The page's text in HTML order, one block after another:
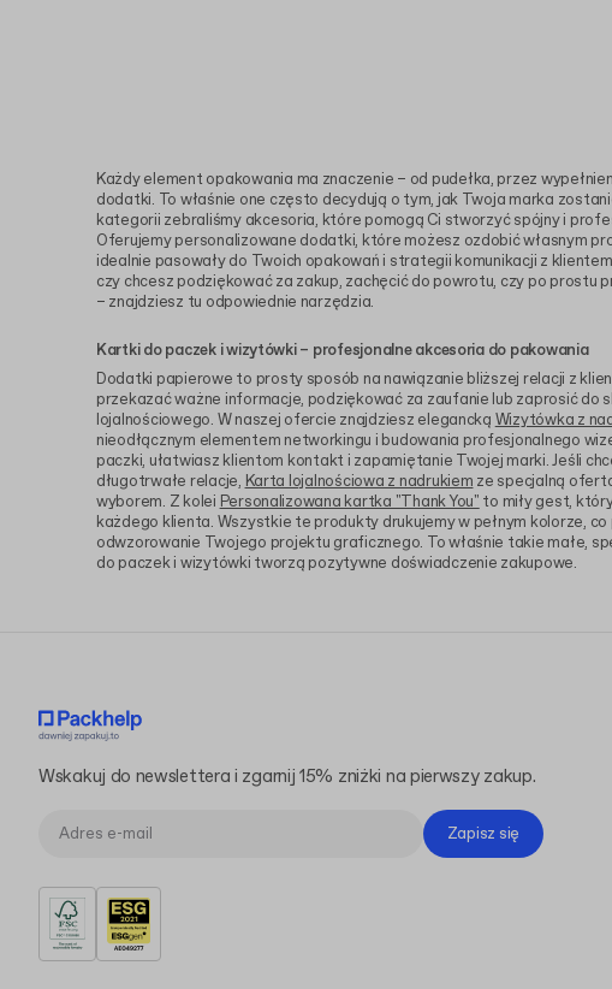
Każdy element opakowania ma znaczenie – od pudełka, przez
dodatki. To właśnie one często decydują o tym, jak Twoja marka
kategorii zebraliśmy akcesoria, które pomogą Ci stworzyć spójny i
Oferujemy personalizowane dodatki, które możesz ozdobić własnym
idealnie pasowały do Twoich opakowań i strategii komunikacji z
czy chcesz podziękować za zakup, zachęcić do powrotu, czy po prostu
– znajdziesz tu odpowiednie narzędzia.
Kartki do paczek i wizytówki – profesjonalne akcesoria do pakowania
Dodatki papierowe to prosty sposób na nawiązanie bliższej relacji z
przekazać ważne informacje, podziękować za zaufanie lub zaprosić do
lojalnościowego. W naszej ofercie znajdziesz elegancką Wizytówka z
nieodłącznym elementem networkingu i budowania profesjonalnego
paczki, ułatwiasz klientom kontakt i zapamiętanie Twojej marki. Jeśli
długotrwałe relacje, Karta lojalnościowa z nadrukiem ze specjalną
wyborem. Z kolei Personalizowana kartka "Thank You" to miły gest,
każdego klienta. Wszystkie te produkty drukujemy w pełnym kolorze,
odwzorowanie Twojego projektu graficznego. To właśnie takie małe,
do paczek i wizytówki tworzą pozytywne doświadczenie zakupowe.
Wskakuj do newslettera i zgarnij 15% zniżki na pierwszy zakup.
Zapisz się